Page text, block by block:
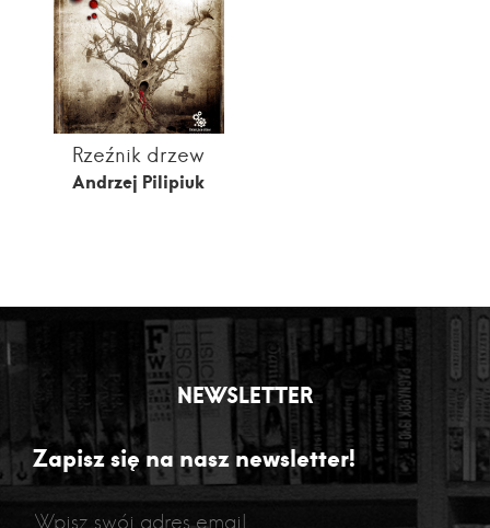
Rzeźnik drzew
Andrzej Pilipiuk
NEWSLETTER
Zapisz się na nasz newsletter!